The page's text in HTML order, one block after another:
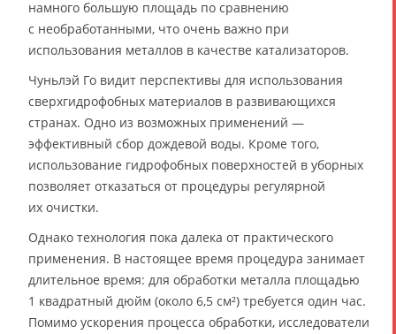
намного большую площадь по сравнению
с необработанными, что очень важно при
использования металлов в качестве катализаторов.
Чуньлэй Го видит перспективы для использования
сверхгидрофобных материалов в развивающихся
странах. Одно из возможных применений —
эффективный сбор дождевой воды. Кроме того,
использование гидрофобных поверхностей в уборных
позволяет отказаться от процедуры регулярной
их очистки.
Однако технология пока далека от практического
применения. В настоящее время процедура занимает
длительное время: для обработки металла площадью
1 квадратный дюйм (около 6,5 см²) требуется один час.
Помимо ускорения процесса обработки, исследователи